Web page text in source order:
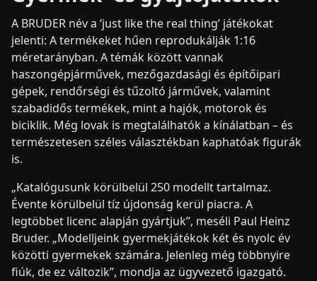
A BRUDER név a ‘just like the real thing’ játékokat
jelenti: A termékeket hűen reprodukálják 1:16
méretarányban. A témák között vannak
haszongépjárművek, mezőgazdasági és építőipari
gépek, rendőrségi és tűzoltó járművek, valamint
szabadidős termékek, mint a hajók, motorok és
biciklik. Még lovak is megtalálhatók a kínálatban – és
természetesen széles választékban kaphatóak figurák
is.
„Katalógusunk körülbelül 250 modellt tartalmaz.
Évente körülbelül tíz újdonság kerül piacra. A
legtöbbet licenc alapján gyártjuk”, meséli Paul Heinz
Bruder. „Modelljeink gyermekjátékok két és nyolc év
közötti gyermekek számára. Jelenleg még többnyire
fiúk, de ez változik”, mondja az ügyvezető igazgató.